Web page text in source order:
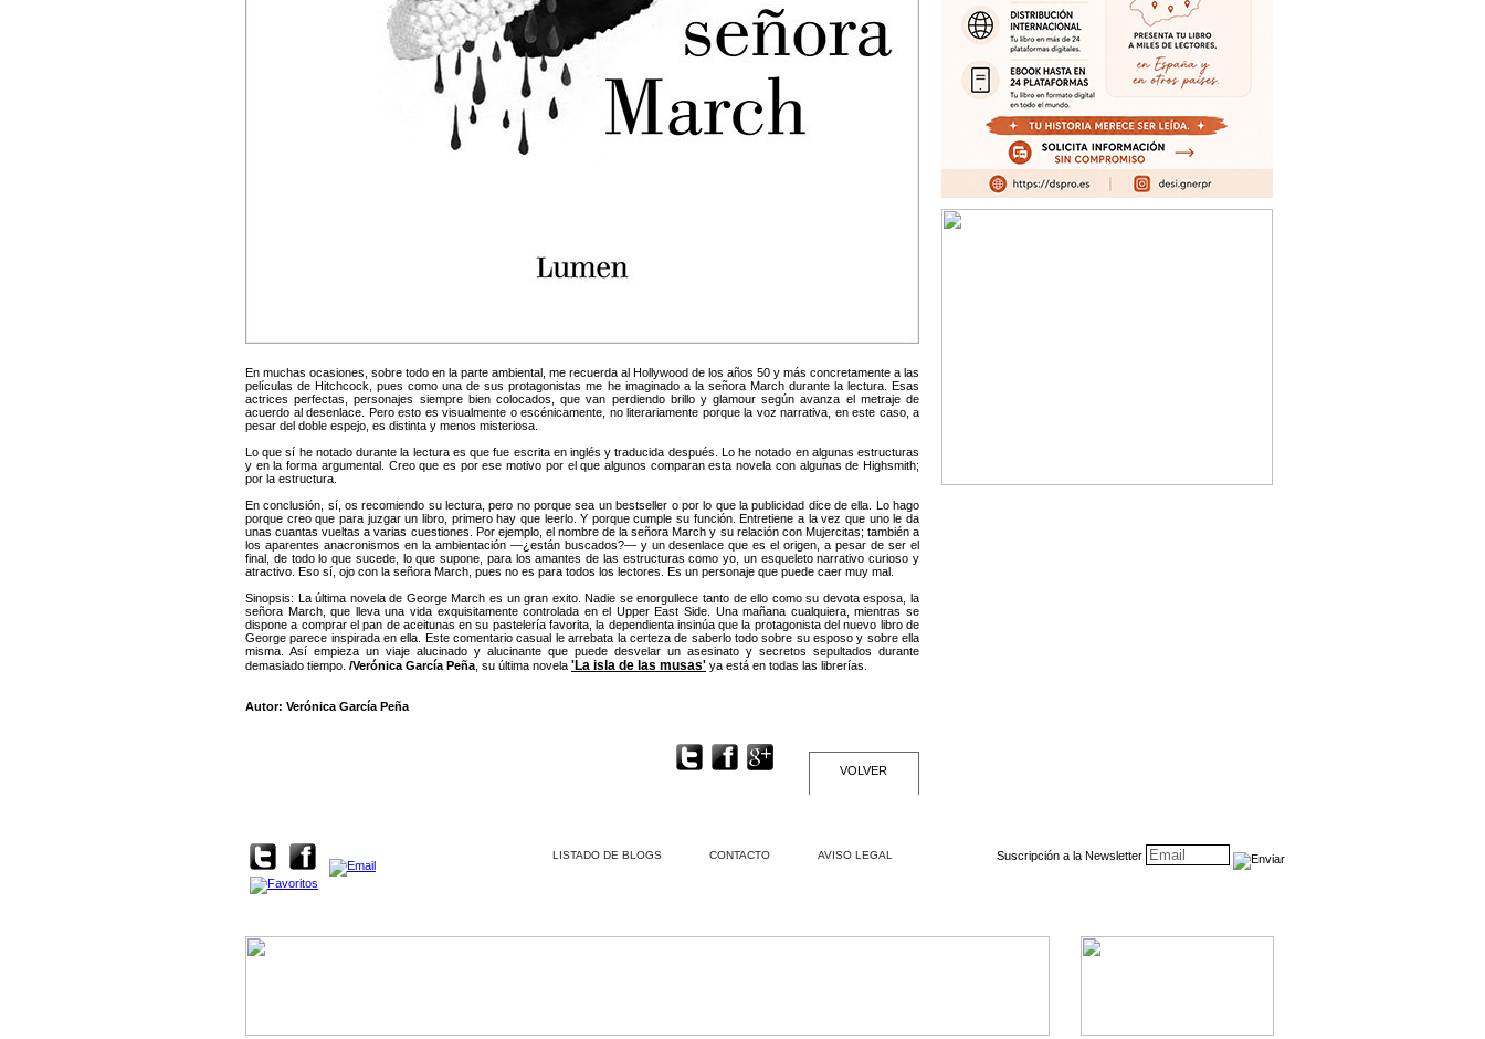
En muchas ocasiones, sobre todo en la parte ambiental, me recuerda al Hollywood de los años 50 y más concretamente a las
películas de Hitchcock, pues como una de sus protagonistas me he imaginado a la señora March durante la lectura. Esas
actrices perfectas, personajes siempre bien colocados, que van perdiendo brillo y glamour según avanza el metraje de
acuerdo al desenlace. Pero esto es visualmente o escénicamente, no literariamente porque la voz narrativa, en este caso, a
pesar del doble espejo, es distinta y menos misteriosa.
Lo que sí he notado durante la lectura es que fue escrita en inglés y traducida después. Lo he notado en algunas estructuras
y en la forma argumental. Creo que es por ese motivo por el que algunos comparan esta novela con algunas de Highsmith;
por la estructura.
En conclusión, sí, os recomiendo su lectura, pero no porque sea un bestseller o por lo que la publicidad dice de ella. Lo hago
porque creo que para juzgar un libro, primero hay que leerlo. Y porque cumple su función. Entretiene a la vez que uno le da
unas cuantas vueltas a varias cuestiones. Por ejemplo, el nombre de la señora March y su relación con Mujercitas; también a
los aparentes anacronismos en la ambientación —¿están buscados?— y un desenlace que es el origen, a pesar de ser el
final, de todo lo que sucede, lo que supone, para los amantes de las estructuras como yo, un esqueleto narrativo curioso y
atractivo. Eso sí, ojo con la señora March, pues no es para todos los lectores. Es un personaje que puede caer muy mal.
Sinopsis: La última novela de George March es un gran exito. Nadie se enorgullece tanto de ello como su devota esposa, la
señora March, que lleva una vida exquisitamente controlada en el Upper East Side. Una mañana cualquiera, mientras se
dispone a comprar el pan de aceitunas en su pastelería favorita, la dependienta insinúa que la protagonista del nuevo libro de
George parece inspirada en ella. Este comentario casual le arrebata la certeza de saberlo todo sobre su esposo y sobre ella
misma. Así empieza un viaje alucinado y alucinante que puede desvelar un asesinato y secretos sepultados durante
demasiado tiempo. /Verónica García Peña , su última novela 'La isla de las musas' ya está en todas las librerías.
Autor: Verónica García Peña
VOLVER
LISTADO DE BLOGS CONTACTO AVISO LEGAL Suscripción a la Newsletter